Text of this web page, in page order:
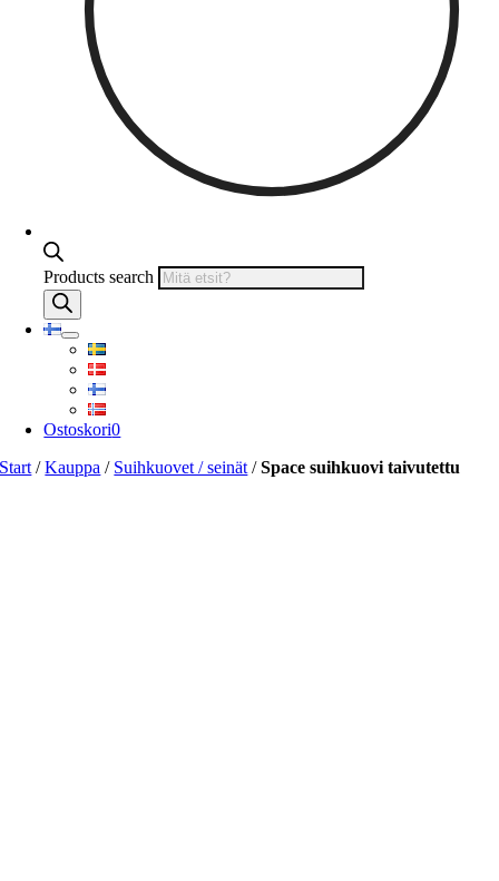
Products search
Ostoskori0
Start /Kauppa / Suihkuovet / seinät /Space suihkuovi taivutettu